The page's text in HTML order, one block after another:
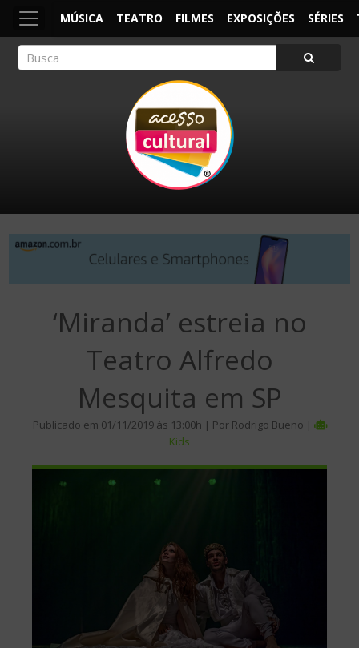
MÚSICA TEATRO FILMES EXPOSIÇÕES SÉRIES
‘Miranda’ estreia no
Teatro Alfredo
Mesquita em SP
Publicado em 01/11/2019 às 13:00h | Por Rodrigo Bueno |
Kids